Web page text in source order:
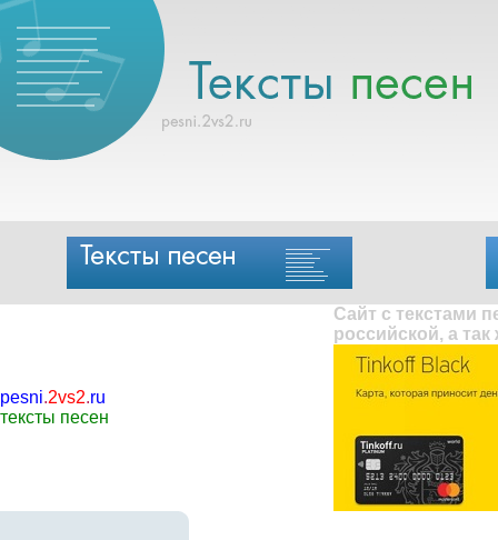
pesni.2vs2.ru
тексты песен
Сайт с текстами
российской, а